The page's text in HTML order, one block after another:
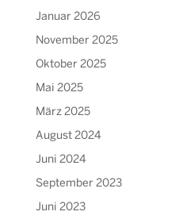
Januar 2026
November 2025
Oktober 2025
Mai 2025
März 2025
August 2024
Juni 2024
September 2023
Juni 2023